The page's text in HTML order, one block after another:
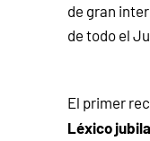
de gran
de todo el
El primer
Léxico